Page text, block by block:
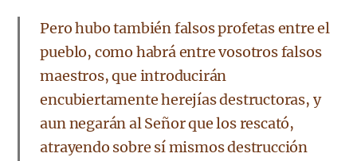
Pero hubo también falsos profetas entre el
pueblo, como habrá entre vosotros falsos
maestros, que introducirán
encubiertamente herejías destructoras, y
aun negarán al Señor que los rescató,
atrayendo sobre sí mismos destrucción